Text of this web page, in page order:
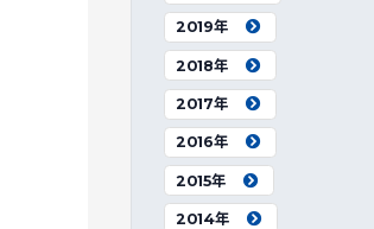
2019年
2018年
2017年
2016年
2015年
2014年